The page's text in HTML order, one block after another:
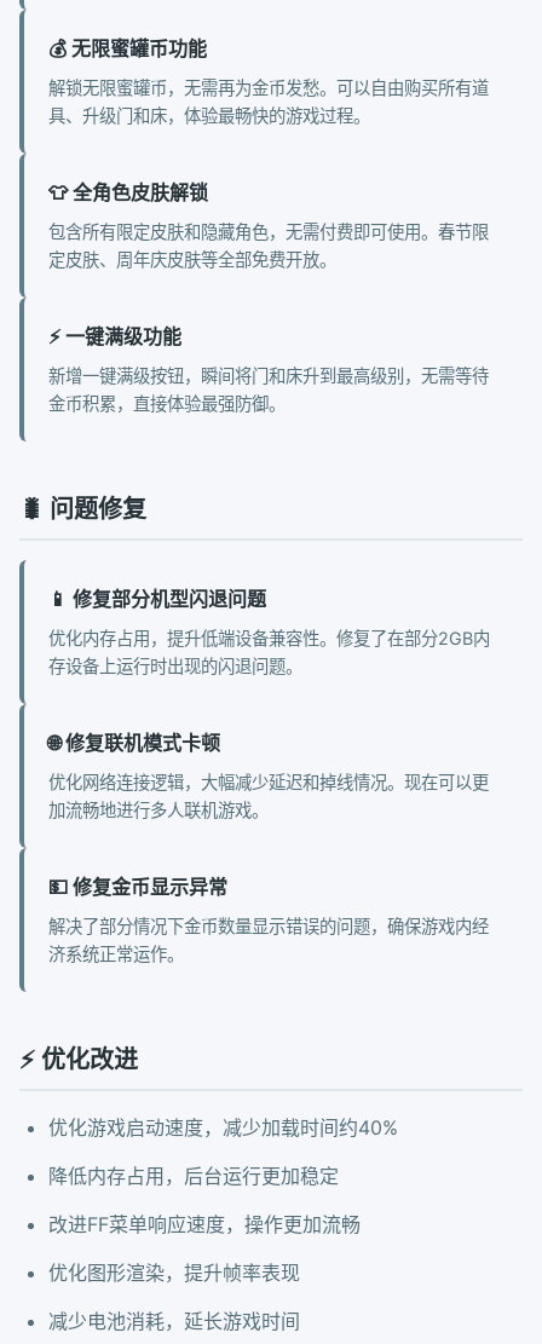
💰 无限蜜罐币功能
解锁无限蜜罐币，无需再为金币发愁。可以自由购买所有道
具、升级门和床，体验最畅快的游戏过程。
👕 全角色皮肤解锁
包含所有限定皮肤和隐藏角色，无需付费即可使用。春节限
定皮肤、周年庆皮肤等全部免费开放。
⚡ 一键满级功能
新增一键满级按钮，瞬间将门和床升到最高级别，无需等待
金币积累，直接体验最强防御。
🐛 问题修复
📱 修复部分机型闪退问题
优化内存占用，提升低端设备兼容性。修复了在部分2GB内
存设备上运行时出现的闪退问题。
🌐 修复联机模式卡顿
优化网络连接逻辑，大幅减少延迟和掉线情况。现在可以更
加流畅地进行多人联机游戏。
💵 修复金币显示异常
解决了部分情况下金币数量显示错误的问题，确保游戏内经
济系统正常运作。
⚡ 优化改进
优化游戏启动速度，减少加载时间约40%
降低内存占用，后台运行更加稳定
改进FF菜单响应速度，操作更加流畅
优化图形渲染，提升帧率表现
减少电池消耗，延长游戏时间